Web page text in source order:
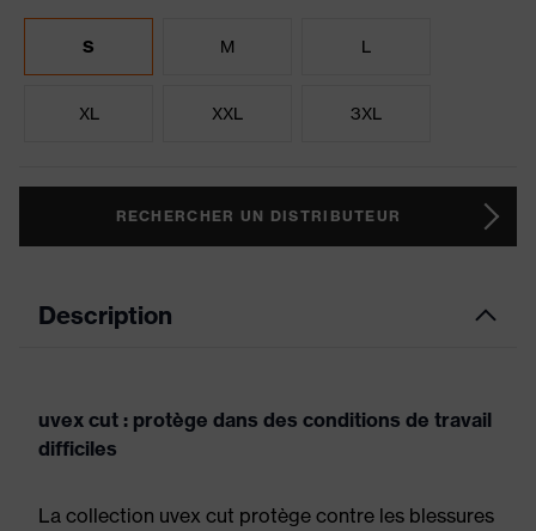
S M L
XL XXL 3XL
RECHERCHER UN DISTRIBUTEUR
Description
uvex cut : protège dans des conditions de travail
difficiles
La collection uvex cut protège contre les blessures